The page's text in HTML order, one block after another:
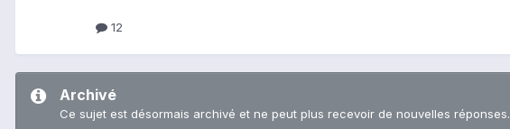
12
Archivé
Ce sujet est désormais archivé et ne peut plus recevoir de nouvelles réponses.